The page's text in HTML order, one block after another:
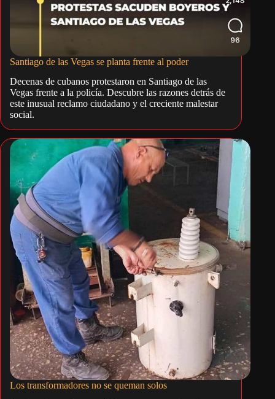
Santiago de las Vegas se planta frente al poder
Decenas de cubanos protestaron en Santiago de las
Vegas frente a la policía. Descubre las razones detrás de
este inusual reclamo ciudadano y el creciente malestar
social.
Los transformadores no se queman solos